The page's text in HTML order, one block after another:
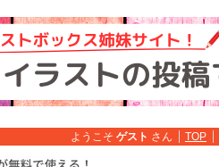
ようこそ ゲスト さん TOP